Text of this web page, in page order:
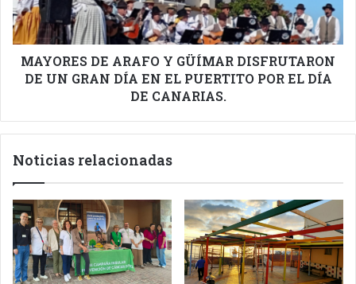
DE
UN
GRAN
DÍA
POR
DÍA
MAYORES DE ARAFO Y GÜÍMAR DISFRUTARON
DE UN GRAN DÍA EN EL PUERTITO POR EL DÍA
DE CANARIAS.
Noticias relacionadas